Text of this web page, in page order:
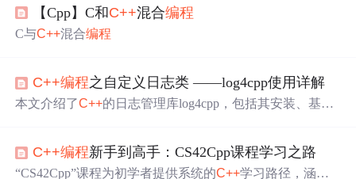
声明所需函数；接着，定义函数并在cpp文件中实现；最
后，在main.cpp中调用这些函数完成功能。此过程展示了
【Cpp】C和C++混合编程
C与C++混合编程
C++编程之自定义日志类 ——log4cpp使用详解
本文介绍了C++的日志管理库log4cpp，包括其安装、基本
er（FileAppender、RollingFileAppender、OstreamAppender
和StringQueueAppender）。此外，还阐述了如何自定义日
C++编程新手到高手：CS42Cpp课程学习之路
“CS42Cpp”课程为初学者提供系统的C++学习路径，涵盖